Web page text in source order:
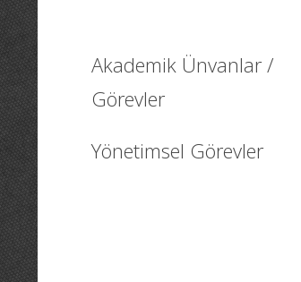
Akademik Ünvanlar /
Görevler
Yönetimsel Görevler